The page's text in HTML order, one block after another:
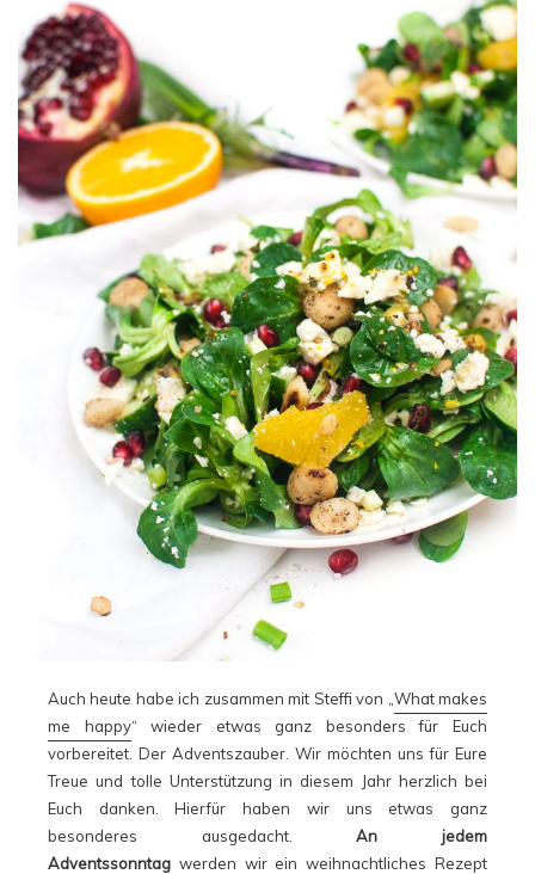
Auch heute habe ich zusammen mit Steffi von „ What makes
me happy“ wieder etwas ganz besonders für Euch
vorbereitet. Der Adventszauber. Wir möchten uns für Eure
Treue und tolle Unterstützung in diesem Jahr herzlich bei
Euch danken. Hierfür haben wir uns etwas ganz
besonderes ausgedacht.An jedem
Adventssonntag werden wir ein weihnachtliches Rezept